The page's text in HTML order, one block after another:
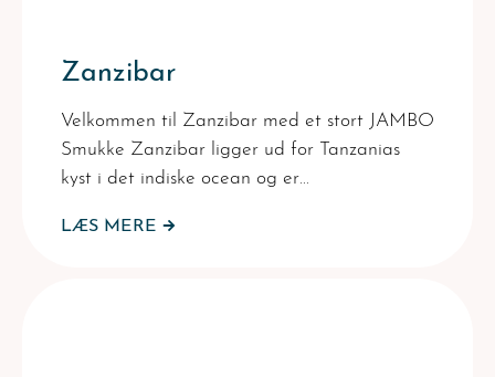
Zanzibar
Velkommen til Zanzibar med et stort JAMBO
Smukke Zanzibar ligger ud for Tanzanias
kyst i det indiske ocean og er…
LÆS MERE